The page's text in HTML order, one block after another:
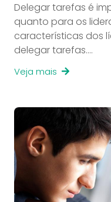
Delegar tarefas é
quanto para os
características dos
delegar tarefas.…
Veja mais